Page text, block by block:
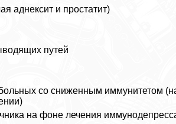
аднексит и пpocтатит)
путей
со сниженным иммунитетом
на фоне лечения